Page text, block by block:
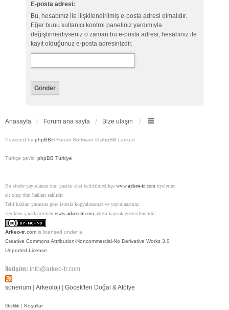
E-posta adresi:
Bu, hesabınız ile ilişkilendirilmiş e-posta adresi olmalıdır.
Eğer bunu kullanıcı kontrol paneliniz yardımıyla
değiştirmediyseniz o zaman bu e-posta adresi, hesabınız ile
kayıt olduğunuz e-posta adresinizdir.
Anasayfa Forum ana sayfa Bize ulaşın
Powered by phpBB® Forum Software © phpBB Limited
Türkçe çeviri: phpBB Türkiye
Bu sitede yayınlanan tüm yazılar aksi belirtilmedikçe www.arkeo-tr.com üyelerine
ait olup tüm hakları saklıdır.
Telif hakları yasasına göre izinsiz kopyalanamaz ve yayınlanamaz.
İçerikten yararlanılırken www.arkeo-tr.com adresi kaynak gösterilmelidir.
Arkeo-tr .com is licensed under a
Creative Commons Attribution-Noncommercial-No Derivative Works 3.0
Unported License
İletişim: info@arkeo-tr.com
sonerium Arkeoloji Göcek'ten Doğal & Atölye
Gizlilik | Koşullar